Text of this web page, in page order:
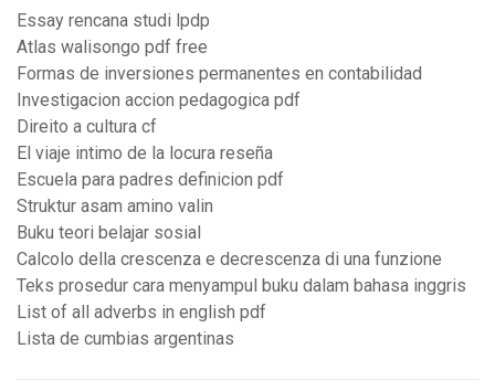
Essay rencana studi lpdp
Atlas walisongo pdf free
Formas de inversiones permanentes en contabilidad
Investigacion accion pedagogica pdf
Direito a cultura cf
El viaje intimo de la locura reseña
Escuela para padres definicion pdf
Struktur asam amino valin
Buku teori belajar sosial
Calcolo della crescenza e decrescenza di una funzione
Teks prosedur cara menyampul buku dalam bahasa inggris
List of all adverbs in english pdf
Lista de cumbias argentinas